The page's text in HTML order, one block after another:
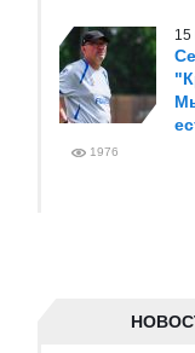
15
1976